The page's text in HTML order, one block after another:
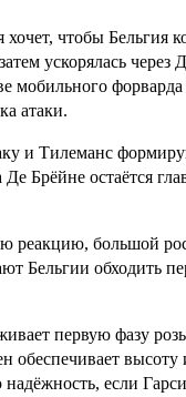
хочет, чтобы Бельгия
ускорялась через
мобильного форварда
атаки.
и Тилеманс
Брёйне остаётся
реакцию, большой
Бельгии обходить
первую фазу
обеспечивает
если